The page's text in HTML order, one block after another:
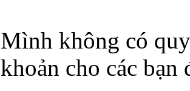
Mình không có
khoản cho các bạn